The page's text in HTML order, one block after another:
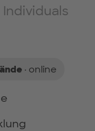
· online